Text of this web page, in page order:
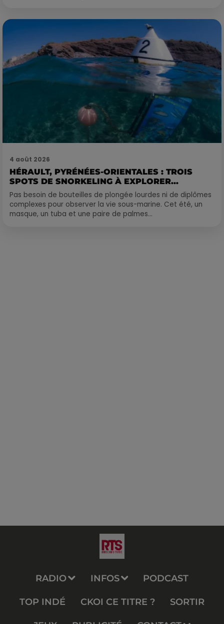
4 août 2026
HÉRAULT, PYRÉNÉES-ORIENTALES : TROIS
SPOTS DE SNORKELING À EXPLORER...
Pas besoin de bouteilles de plongée lourdes ni de diplômes
complexes pour observer la vie sous-marine. Cet été, un
masque, un tuba et une paire de palmes...
RADIO INFOS PODCAST
TOP INDÉ CKOI CE TITRE ? SORTIR